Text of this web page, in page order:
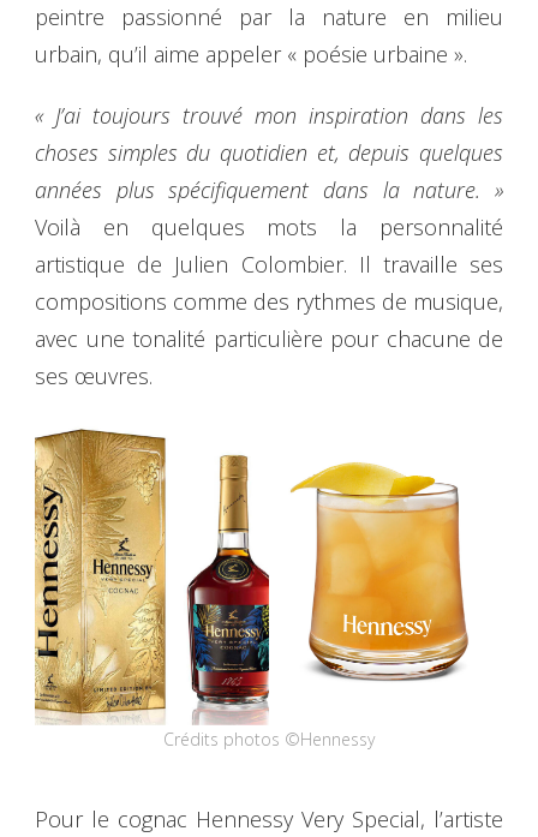
peintre passionné par la nature en milieu
urbain, qu’il aime appeler « poésie urbaine ».
« J’ai toujours trouvé mon inspiration dans les
choses simples du quotidien et, depuis quelques
années plus spécifiquement dans la nature. »
Voilà en quelques mots la personnalité
artistique de Julien Colombier. Il travaille ses
compositions comme des rythmes de musique,
avec une tonalité particulière pour chacune de
ses œuvres.
Crédits photos ©Hennessy
Pour le cognac Hennessy Very Special, l’artiste